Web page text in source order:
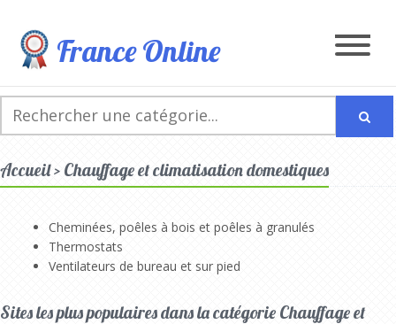
France Online
Accueil > Chauffage et climatisation domestiques
Cheminées, poêles à bois et poêles à granulés
Thermostats
Ventilateurs de bureau et sur pied
Sites les plus populaires dans la catégorie Chauffage et